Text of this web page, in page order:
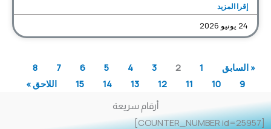
إقرا المزيد
24 يونيو 2026
« السابق 1
2
3
4
5
6
7
8
9
10
11
12
13
14
15 اللاحق »
أرقام سريعة
[COUNTER_NUMBER id=25957]